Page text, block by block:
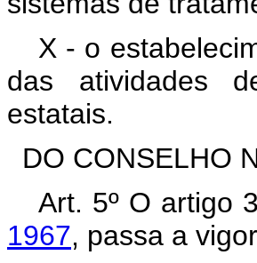
X - o
das atividades
estatais.
DO CONSELHO
Art. 5º O artigo
1967, passa a